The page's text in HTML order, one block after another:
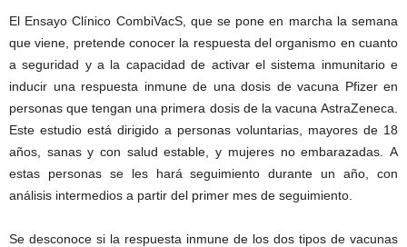
El Ensayo Clínico CombiVacS, que se pone en marcha la semana
que viene, pretende conocer la respuesta del organismo en cuanto
a seguridad y a la capacidad de activar el sistema inmunitario e
inducir una respuesta inmune de una dosis de vacuna Pfizer en
personas que tengan una primera dosis de la vacuna AstraZeneca.
Este estudio está dirigido a personas voluntarias, mayores de 18
años, sanas y con salud estable, y mujeres no embarazadas. A
estas personas se les hará seguimiento durante un año, con
análisis intermedios a partir del primer mes de seguimiento.
Se desconoce si la respuesta inmune de los dos tipos de vacunas